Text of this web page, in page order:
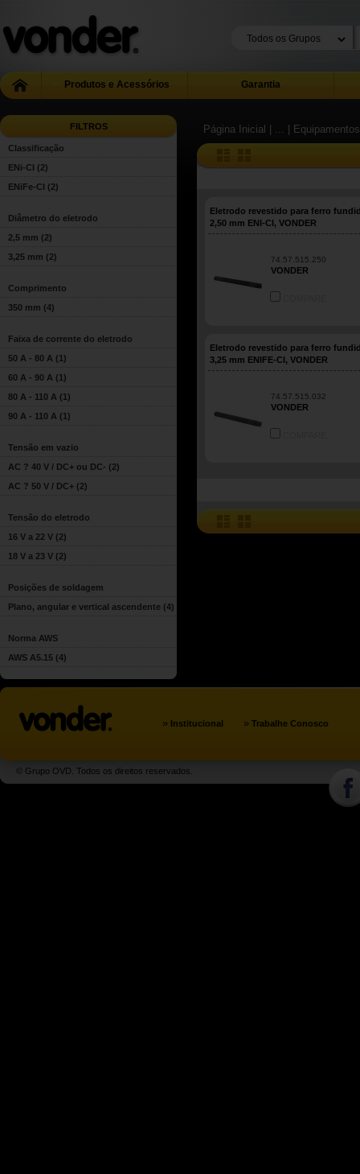
Produtos e Acessórios Garantia
FILTROS
Classificação
ENi-CI (2)
ENiFe-CI (2)
Diâmetro do eletrodo
2,5 mm (2)
3,25 mm (2)
Comprimento
350 mm (4)
Faixa de corrente do eletrodo
50 A - 80 A (1)
60 A - 90 A (1)
80 A - 110 A (1)
90 A - 110 A (1)
Tensão em vazio
AC ? 40 V / DC+ ou DC- (2)
AC ? 50 V / DC+ (2)
Tensão do eletrodo
16 V a 22 V (2)
18 V a 23 V (2)
Posições de soldagem
Plano, angular e vertical ascendente (4)
Norma AWS
AWS A5.15 (4)
Página Inicial | ... |
Eletrodo revestido para ferro
2,50 mm ENI-CI, VONDER
74.57.515.250
VONDER
Eletrodo revestido para ferro
3,25 mm ENIFE-CI, VONDER
74.57.515.032
VONDER
» Institucional » Trabalhe Conosco
© Grupo OVD. Todos os direitos reservados.